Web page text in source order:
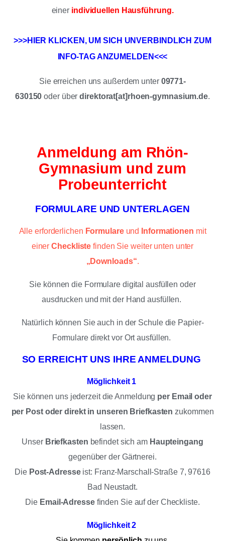
einer individuellen Hausführung.
>>>HIER KLICKEN, UM SICH UNVERBINDLICH ZUM
INFO-TAG ANZUMELDEN<<<
Sie erreichen uns außerdem unter 09771-
630150oder überdirektorat[at]rhoen-gymnasium.de.
Anmeldung am Rhön-
Gymnasium und zum
Probeunterricht
FORMULARE UND UNTERLAGEN
Alle erforderlichen Formulareund Informationen mit
einerCheckliste finden Sie weiter unten unter
„Downloads“.
Sie können die Formulare digital ausfüllen oder
ausdrucken und mit der Hand ausfüllen.
Natürlich können Sie auch in der Schule die Papier-
Formulare direkt vor Ort ausfüllen.
SO ERREICHT UNS IHRE ANMELDUNG
Möglichkeit 1
Sie können uns jederzeit die Anmeldung per Email oder
per Post oder direkt in unseren Briefkasten zukommen
lassen.
Unser Briefkasten befindet sich am Haupteingang
gegenüber der Gärtnerei.
Die Post-Adresseist: Franz-Marschall-Straße 7, 97616
Bad Neustadt.
Die Email-Adressefinden Sie auf der Checkliste.
Möglichkeit 2